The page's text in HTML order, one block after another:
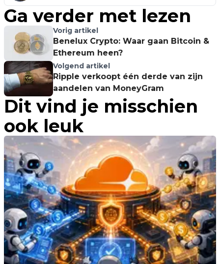
Ga verder met lezen
Vorig artikel
Benelux Crypto: Waar gaan Bitcoin &
Ethereum heen?
Volgend artikel
Ripple verkoopt één derde van zijn
aandelen van MoneyGram
Dit vind je misschien
ook leuk